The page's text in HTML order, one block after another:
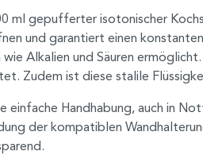
gepufferter isotonischer
und garantiert einen
Alkalien und Säuren
Zudem ist diese stalile
Handhabung, auch in
der kompatiblen